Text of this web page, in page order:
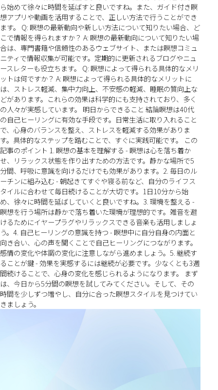
ら始めて徐々に時間を延ばすと良いですね。また、ガイド付き瞑
想アプリや動画を活用することで、正しい方法で行うことができ
ます。 Q: 瞑想の最新動向や新しい方法について知りたい場合、ど
こで情報を得られますか？ A: 瞑想の最新動向について知りたい場
合は、専門書籍や信頼性のあるウェブサイト、または瞑想コミュ
ニティで情報収集が可能です。定期的に更新されるブログやニュ
ースレターも役立ちます。 Q: 瞑想によって得られる具体的なメリ
ットは何ですか？ A: 瞑想によって得られる具体的なメリットに
は、ストレス軽減、集中力向上、不安感の軽減、睡眠の質向上な
どがあります。これらの効果は科学的にも支持されており、多く
の人々が実感しています。 明日からできること 結論瞑想は40代
の自己ヒーリングに有効な手段です。日常生活に取り入れること
で、心身のバランスを整え、ストレスを軽減する効果がありま
す。具体的なステップを踏むことで、すぐに実践可能です。 この
記事のポイント 1. 瞑想の基本を理解する - 瞑想は心を落ち着か
せ、リラックス状態を作り出すための方法です。静かな場所で5
分間、呼吸に意識を向けるだけでも効果があります。2. 毎日のル
ーチンに組み込む - 朝起きてすぐや寝る前など、自分のライフス
タイルに合わせて毎日続けることが大切です。1日10分から始
め、徐々に時間を延ばしていくと良いですね。3. 環境を整える -
瞑想を行う場所は静かで落ち着いた環境が理想的です。雑音を避
けるためにイヤープラグやリラックスできる音楽も活用しましょ
う。4. 自己ヒーリングの意識を持つ - 瞑想中に自分自身の内面と
向き合い、心の声を聞くことで自己ヒーリングにつながります。
感情の変化や体調の変化に注意しながら進めましょう。5. 継続す
ることが鍵 - 効果を実感するには継続が必要です。少なくとも3週
間続けることで、心身の変化を感じられるようになります。 まず
は、今日から5分間の瞑想を試してみてください。そして、その
時間を少しずつ増やし、自分に合った瞑想スタイルを見つけてい
きましょう。